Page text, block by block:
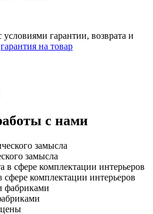
гарантии, возврата и
гарантия на товар
с нами
замысла
сфере комплектации интерьеров